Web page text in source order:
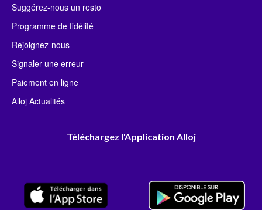
Suggérez-nous un resto
Programme de fidélité
Rejoignez-nous
Signaler une erreur
Paiement en ligne
Alloj Actualités
Téléchargez l'Application Alloj